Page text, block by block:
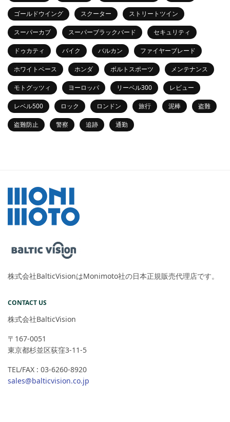
ゴールドウイング スクーター ストリートツイン
スーパーカブ スーパーブラックバード セキュリティ
ドゥカティ バイク バルカン ファイヤーブレード
ホワイトベース ホンダ ボルトスポーツ メンテナンス
モトグッツィ ヨーロッパ リーベル300 レビュー
レベル500 ロック ロンドン 旅行 泥棒 盗難
盗難防止 警察 追跡 通勤
株式会社BalticVisionはMonimoto社の日本正規販売代理店です。
CONTACT US
株式会社BalticVision
〒167-0051
東京都杉並区荻窪3-11-5
TEL/FAX : 03-6260-8920
sales@balticvision.co.jp